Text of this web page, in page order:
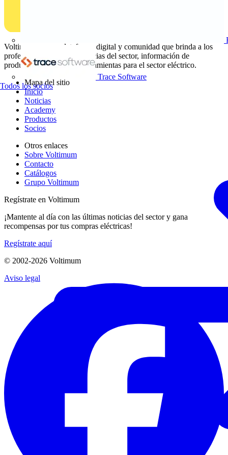
Trace Software
Todos los socios
Voltimum es una plataforma digital y comunidad que brinda a los
profesionales eléctricos noticias del sector, información de
productos, formación y herramientas para el sector eléctrico.
Mapa del sitio
Inicio
Noticias
Academy
Productos
Socios
Otros enlaces
Sobre Voltimum
Contacto
Catálogos
Grupo Voltimum
Regístrate en Voltimum
¡Mantente al día con las últimas noticias del sector y gana
recompensas por tus compras eléctricas!
Regístrate aquí
© 2002-2026 Voltimum
Aviso legal